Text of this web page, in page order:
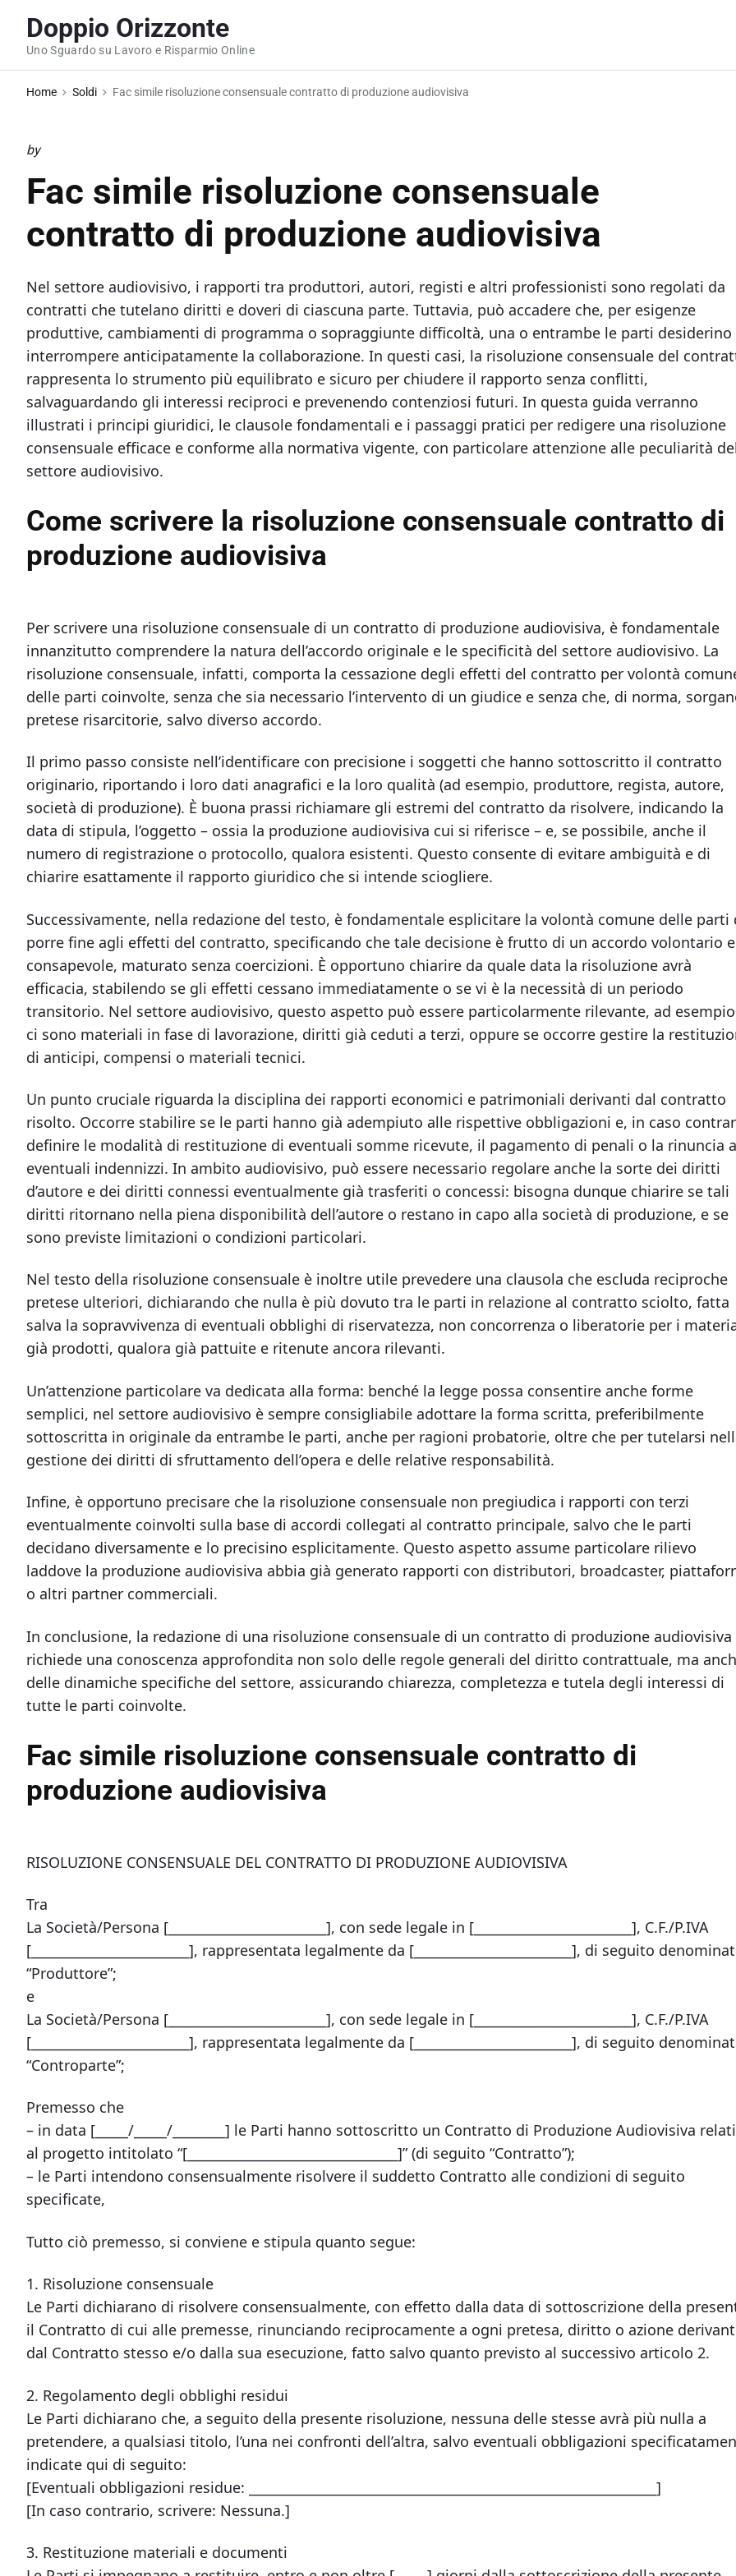
Doppio Orizzonte
Uno Sguardo su Lavoro e Risparmio Online
Home Soldi Fac simile risoluzione consensuale contratto di produzione audiovisiva
by
Fac simile risoluzione consensuale
contratto di produzione audiovisiva
Nel settore audiovisivo, i rapporti tra produttori, autori, registi e altri professionisti sono regolati da
contratti che tutelano diritti e doveri di ciascuna parte. Tuttavia, può accadere che, per esigenze
produttive, cambiamenti di programma o sopraggiunte difficoltà, una o entrambe le parti desiderino
interrompere anticipatamente la collaborazione. In questi casi, la risoluzione consensuale del
rappresenta lo strumento più equilibrato e sicuro per chiudere il rapporto senza conflitti,
salvaguardando gli interessi reciproci e prevenendo contenziosi futuri. In questa guida verranno
illustrati i principi giuridici, le clausole fondamentali e i passaggi pratici per redigere una risoluzione
consensuale efficace e conforme alla normativa vigente, con particolare attenzione alle peculiarità
settore audiovisivo.
Come scrivere la risoluzione consensuale contratto di
produzione audiovisiva
Per scrivere una risoluzione consensuale di un contratto di produzione audiovisiva, è fondamentale
innanzitutto comprendere la natura dell’accordo originale e le specificità del settore audiovisivo. La
risoluzione consensuale, infatti, comporta la cessazione degli effetti del contratto per volontà
delle parti coinvolte, senza che sia necessario l’intervento di un giudice e senza che, di norma,
pretese risarcitorie, salvo diverso accordo.
Il primo passo consiste nell’identificare con precisione i soggetti che hanno sottoscritto il contratto
originario, riportando i loro dati anagrafici e la loro qualità (ad esempio, produttore, regista, autore,
società di produzione). È buona prassi richiamare gli estremi del contratto da risolvere, indicando la
data di stipula, l’oggetto – ossia la produzione audiovisiva cui si riferisce – e, se possibile, anche il
numero di registrazione o protocollo, qualora esistenti. Questo consente di evitare ambiguità e di
chiarire esattamente il rapporto giuridico che si intende sciogliere.
Successivamente, nella redazione del testo, è fondamentale esplicitare la volontà comune delle parti
porre fine agli effetti del contratto, specificando che tale decisione è frutto di un accordo volontario e
consapevole, maturato senza coercizioni. È opportuno chiarire da quale data la risoluzione avrà
efficacia, stabilendo se gli effetti cessano immediatamente o se vi è la necessità di un periodo
transitorio. Nel settore audiovisivo, questo aspetto può essere particolarmente rilevante, ad
ci sono materiali in fase di lavorazione, diritti già ceduti a terzi, oppure se occorre gestire la
di anticipi, compensi o materiali tecnici.
Un punto cruciale riguarda la disciplina dei rapporti economici e patrimoniali derivanti dal contratto
risolto. Occorre stabilire se le parti hanno già adempiuto alle rispettive obbligazioni e, in caso
definire le modalità di restituzione di eventuali somme ricevute, il pagamento di penali o la rinuncia a
eventuali indennizzi. In ambito audiovisivo, può essere necessario regolare anche la sorte dei diritti
d’autore e dei diritti connessi eventualmente già trasferiti o concessi: bisogna dunque chiarire se tali
diritti ritornano nella piena disponibilità dell’autore o restano in capo alla società di produzione, e se
sono previste limitazioni o condizioni particolari.
Nel testo della risoluzione consensuale è inoltre utile prevedere una clausola che escluda reciproche
pretese ulteriori, dichiarando che nulla è più dovuto tra le parti in relazione al contratto sciolto, fatta
salva la sopravvivenza di eventuali obblighi di riservatezza, non concorrenza o liberatorie per i
già prodotti, qualora già pattuite e ritenute ancora rilevanti.
Un’attenzione particolare va dedicata alla forma: benché la legge possa consentire anche forme
semplici, nel settore audiovisivo è sempre consigliabile adottare la forma scritta, preferibilmente
sottoscritta in originale da entrambe le parti, anche per ragioni probatorie, oltre che per tutelarsi
gestione dei diritti di sfruttamento dell’opera e delle relative responsabilità.
Infine, è opportuno precisare che la risoluzione consensuale non pregiudica i rapporti con terzi
eventualmente coinvolti sulla base di accordi collegati al contratto principale, salvo che le parti
decidano diversamente e lo precisino esplicitamente. Questo aspetto assume particolare rilievo
laddove la produzione audiovisiva abbia già generato rapporti con distributori, broadcaster,
o altri partner commerciali.
In conclusione, la redazione di una risoluzione consensuale di un contratto di produzione audiovisiva
richiede una conoscenza approfondita non solo delle regole generali del diritto contrattuale, ma
delle dinamiche specifiche del settore, assicurando chiarezza, completezza e tutela degli interessi di
tutte le parti coinvolte.
Fac simile risoluzione consensuale contratto di
produzione audiovisiva
RISOLUZIONE CONSENSUALE DEL CONTRATTO DI PRODUZIONE AUDIOVISIVA
Tra
La Società/Persona [________________________], con sede legale in [________________________], C.F./P.IVA
[________________________], rappresentata legalmente da [________________________], di seguito
“Produttore”;
e
La Società/Persona [________________________], con sede legale in [________________________], C.F./P.IVA
[________________________], rappresentata legalmente da [________________________], di seguito
“Controparte”;
Premesso che
– in data [_____/_____/________] le Parti hanno sottoscritto un Contratto di Produzione Audiovisiva
al progetto intitolato “[________________________________]” (di seguito “Contratto”);
– le Parti intendono consensualmente risolvere il suddetto Contratto alle condizioni di seguito
specificate,
Tutto ciò premesso, si conviene e stipula quanto segue:
1. Risoluzione consensuale
Le Parti dichiarano di risolvere consensualmente, con effetto dalla data di sottoscrizione della
il Contratto di cui alle premesse, rinunciando reciprocamente a ogni pretesa, diritto o azione
dal Contratto stesso e/o dalla sua esecuzione, fatto salvo quanto previsto al successivo articolo 2.
2. Regolamento degli obblighi residui
Le Parti dichiarano che, a seguito della presente risoluzione, nessuna delle stesse avrà più nulla a
pretendere, a qualsiasi titolo, l’una nei confronti dell’altra, salvo eventuali obbligazioni
indicate qui di seguito:
[Eventuali obbligazioni residue: ______________________________________________________________]
[In caso contrario, scrivere: Nessuna.]
3. Restituzione materiali e documenti